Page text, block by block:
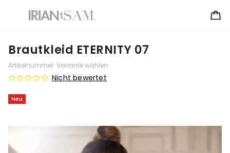
Brautkleid ETERNITY 07
Artikelnummer: Variante wählen
Neu
Nicht bewertet